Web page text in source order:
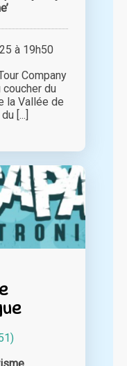
à 19h50
Company
du
la Vallée de
[...]